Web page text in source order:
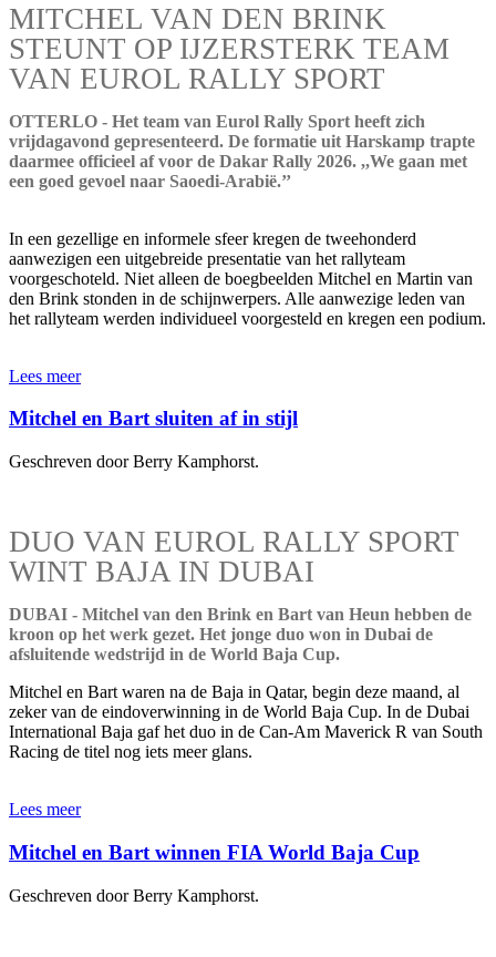
MITCHEL VAN DEN BRINK
STEUNT OP IJZERSTERK TEAM
VAN EUROL RALLY SPORT
OTTERLO - Het team van Eurol Rally Sport heeft zich
vrijdagavond gepresenteerd. De formatie uit Harskamp trapte
daarmee officieel af voor de Dakar Rally 2026. ,,We gaan met
een goed gevoel naar Saoedi-Arabië.’’
In een gezellige en informele sfeer kregen de tweehonderd
aanwezigen een uitgebreide presentatie van het rallyteam
voorgeschoteld. Niet alleen de boegbeelden Mitchel en Martin van
den Brink stonden in de schijnwerpers. Alle aanwezige leden van
het rallyteam werden individueel voorgesteld en kregen een podium.
Lees meer
Mitchel en Bart sluiten af in stijl
Geschreven door Berry Kamphorst.
DUO VAN EUROL RALLY SPORT
WINT BAJA IN DUBAI
DUBAI - Mitchel van den Brink en Bart van Heun hebben de
kroon op het werk gezet. Het jonge duo won in Dubai de
afsluitende wedstrijd in de World Baja Cup.
Mitchel en Bart waren na de Baja in Qatar, begin deze maand, al
zeker van de eindoverwinning in de World Baja Cup. In de Dubai
International Baja gaf het duo in de Can-Am Maverick R van South
Racing de titel nog iets meer glans.
Lees meer
Mitchel en Bart winnen FIA World Baja Cup
Geschreven door Berry Kamphorst.